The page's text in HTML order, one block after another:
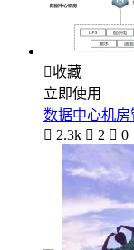
收藏
立即使用
数据中心机房
 2.3k  2  0